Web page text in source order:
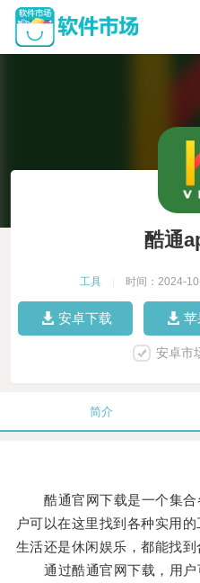
酷通
工具 时间：2024-
安卓下载 苹
安卓市
简介
酷通官网下载是一个集合
户可以在这里找到各种实用
生活还是休闲娱乐，都能找到
通过酷通官网下载，用户